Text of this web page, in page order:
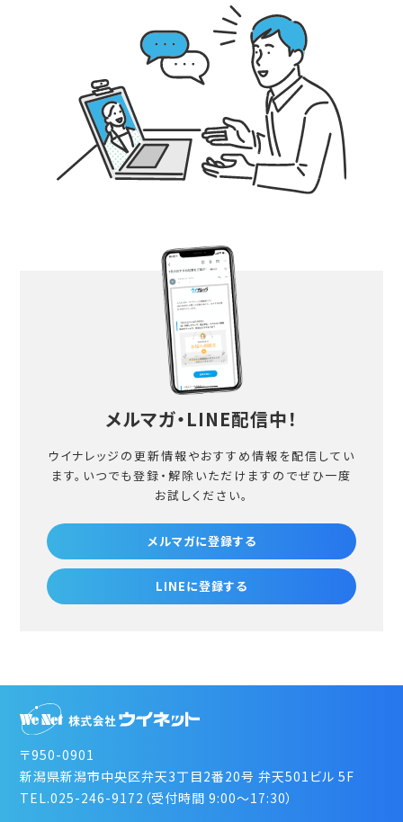
メルマガ・LINE配信中！
ウイナレッジの更新情報やおすすめ情報を配信してい
ます。 いつでも登録・解除いただけますのでぜひ一度
お試しください。
メルマガに登録する
LINEに登録する
〒950-0901
新潟県新潟市中央区弁天3丁目2番20号 弁天501ビル 5F
TEL.025-246-9172（受付時間 9:00～17:30）